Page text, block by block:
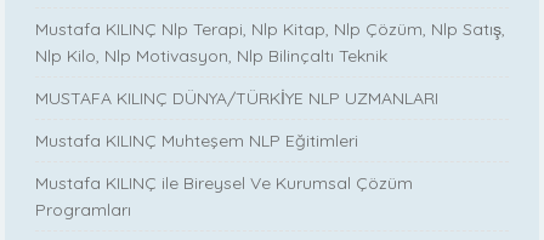
Mustafa KILINÇ Nlp Terapi, Nlp Kitap, Nlp Çözüm, Nlp Satış,
Nlp Kilo, Nlp Motivasyon, Nlp Bilinçaltı Teknik
MUSTAFA KILINÇ DÜNYA/TÜRKİYE NLP UZMANLARI
Mustafa KILINÇ Muhteşem NLP Eğitimleri
Mustafa KILINÇ ile Bireysel Ve Kurumsal Çözüm
Programları